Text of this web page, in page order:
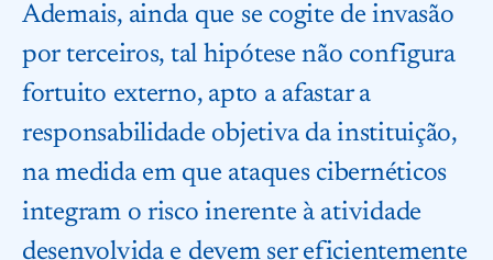
Ademais, ainda que se cogite de invasão
por terceiros, tal hipótese não configura
fortuito externo, apto a afastar a
responsabilidade objetiva da instituição,
na medida em que ataques cibernéticos
integram o risco inerente à atividade
desenvolvida e devem ser eficientemente